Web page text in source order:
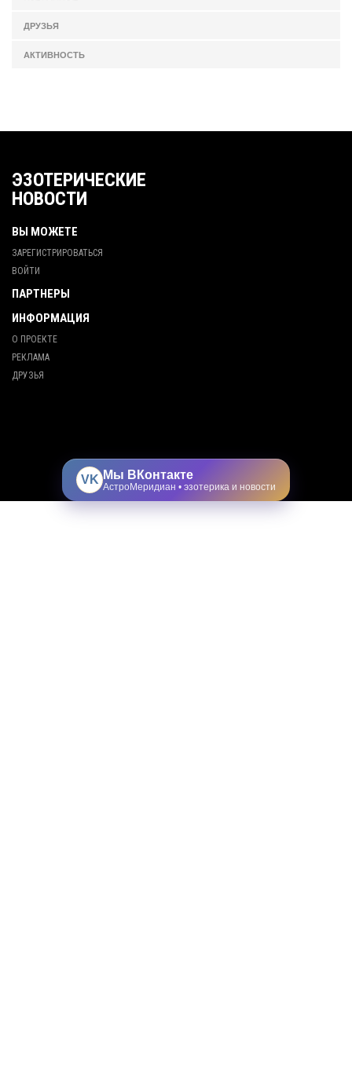
ДРУЗЬЯ
АКТИВНОСТЬ
ЭЗОТЕРИЧЕСКИЕ
НОВОСТИ
ВЫ МОЖЕТЕ
ЗАРЕГИСТРИРОВАТЬСЯ
ВОЙТИ
ПАРТНЕРЫ
ИНФОРМАЦИЯ
О ПРОЕКТЕ
РЕКЛАМА
ДРУЗЬЯ
VK Мы ВКонтакте
АстроМеридиан • эзотерика и новости